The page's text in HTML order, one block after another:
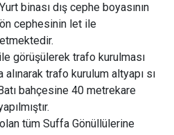
binası dış cephe boyasının
cephesinin let ile
görüşülerek trafo kurulması
alınarak trafo kurulum altyapı sı
bahçesine 40 metrekare
tüm Suffa Gönüllülerine